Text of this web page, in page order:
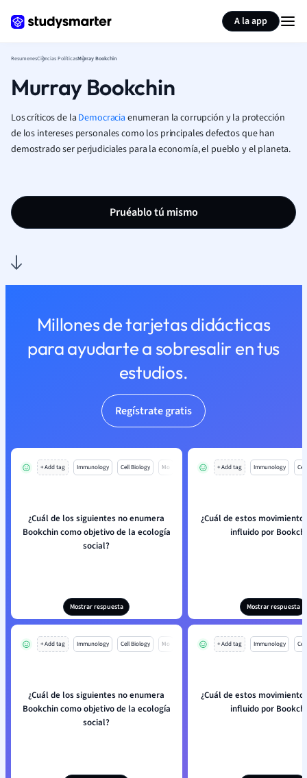
A la app
ResumenesCiencias PolíticasMurray Bookchin
Murray Bookchin
Los críticos de la Democracia enumeran la corrupción y la protección
de los intereses personales como los principales defectos que han
demostrado ser perjudiciales para la economía, el pueblo y el planeta.
Pruéablo tú mismo
Millones de tarjetas didácticas
para ayudarte a sobresalir en tus
estudios.
Regístrate gratis
+ Add tag Immunology Cell Biology Mo
¿Cuál de los siguientes no enumera
Bookchin como objetivo de la ecología
social?
Mostrar respuesta
+ Add tag Immunology
¿Cuál de estos
influido por
Mostrar respuesta
+ Add tag Immunology Cell Biology Mo
¿Cuál de los siguientes no enumera
Bookchin como objetivo de la ecología
social?
+ Add tag Immunology
¿Cuál de estos
influido por
Resumir página